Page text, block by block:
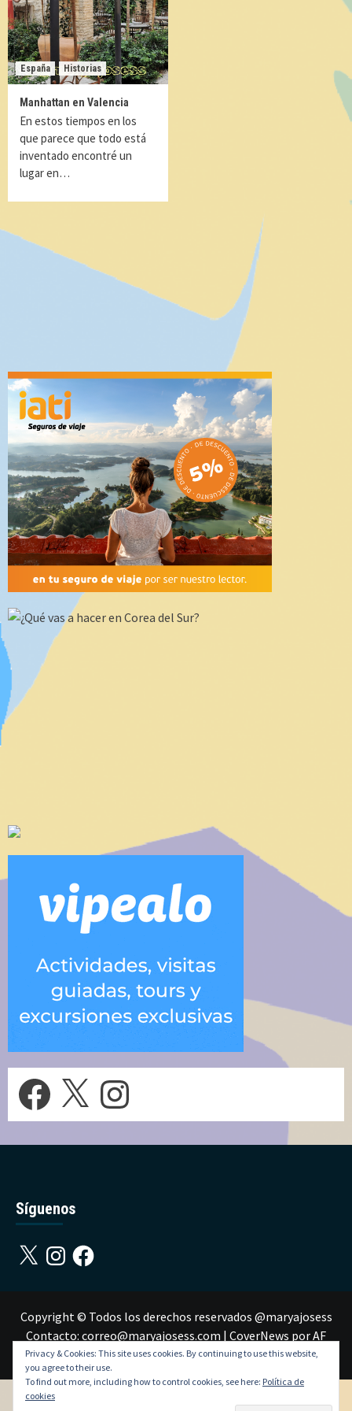
España Historias
Manhattan en Valencia
En estos tiempos en los
que parece que todo está
inventado encontré un
lugar en…
Facebook Instagram
Síguenos
X InstagramFacebook
Copyright © Todos los derechos reservados @maryajosess
Contacto: correo@maryajosess.com | CoverNews por AF
themes.
Privacy & Cookies: This site uses cookies. By continuing to use this website,
you agree to their use.
To find out more, including how to control cookies, see here: Política de
cookies